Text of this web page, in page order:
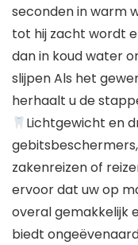
seconden in warm
tot hij zacht wordt
dan in koud water
slijpen Als het
herhaalt u de
Lichtgewicht en
zakenreizen of
ervoor dat uw op
overal gemakkelijk
biedt